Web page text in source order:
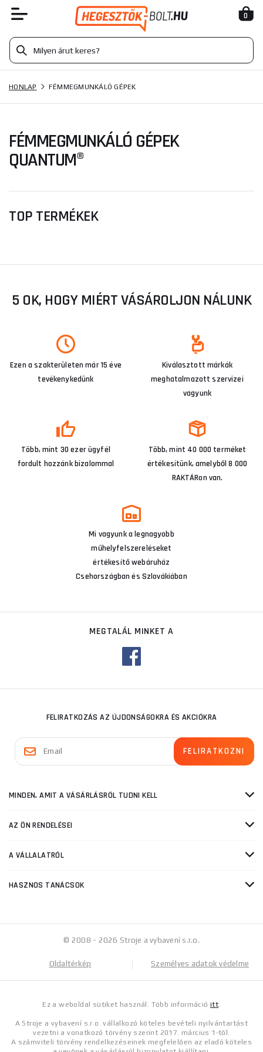
0
HONLAP FÉMMEGMUNKÁLÓ GÉPEK
FÉMMEGMUNKÁLÓ GÉPEK
QUANTUM®
TOP TERMÉKEK
5 OK, HOGY MIÉRT VÁSÁROLJON NÁLUNK
Ezen a szakterületen már 15 éve
tevékenykedünk
Kiválasztott márkák
meghatalmazott szervizei
vagyunk
Több, mint 30 ezer ügyfél
fordult hozzánk bizalommal
Több, mint 40 000 terméket
értékesítünk, amelyből 8 000
RAKTÁRon van.
Mi vagyunk a legnagyobb
műhelyfelszereléseket
értékesítő webáruház
Csehországban és Szlovákiában
MEGTALÁL MINKET A
FELIRATKOZÁS AZ ÚJDONSÁGOKRA ÉS AKCIÓKRA
MINDEN, AMIT A VÁSÁRLÁSRÓL TUDNI KELL
AZ ÖN RENDELÉSEI
A VÁLLALATRÓL
HASZNOS TANÁCSOK
© 2008 - 2026 Stroje a vybavení s.r.o.
Oldaltérkép Személyes adatok védelme
Ez a weboldal sütiket használ. Több információitt.
A Stroje a vybavení s.r.o. vállalkozó köteles bevételi nyilvántartást
vezetni a vonatkozó törvény szerint 2017. március 1-től.
A számviteli törvény rendelkezéseinek megfelelően az eladó köteles